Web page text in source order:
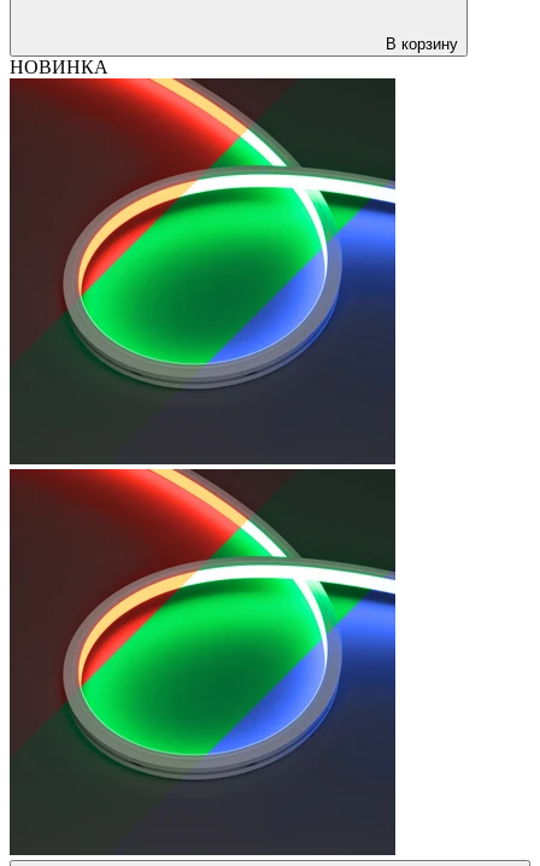
В корзину
НОВИНКА